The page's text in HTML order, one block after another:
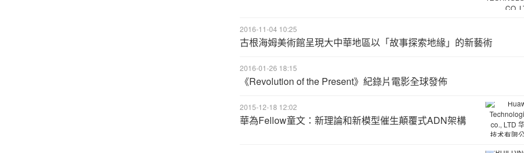
2016-11-04 10:25
古根海姆美術館呈現大中華地區以「故事探索地緣」的新藝術
2016-01-26 18:15
《Revolution of the Present》紀錄片電影全球發佈
2015-12-18 12:02
華為Fellow童文：新理論和新模型催生顛覆式ADN架構